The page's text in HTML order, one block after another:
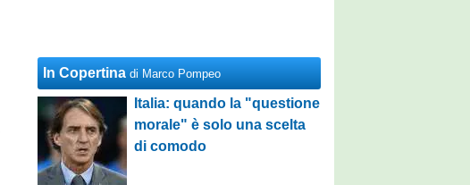
In Copertina di Marco Pompeo
Italia: quando la "questione
morale" è solo una scelta
di comodo